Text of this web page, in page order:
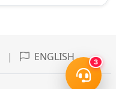
3
| ENGLISH